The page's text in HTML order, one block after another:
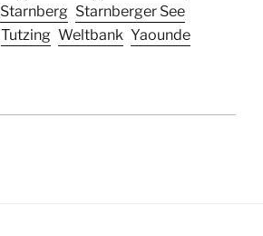
Starnberg Starnberger See
Tutzing Weltbank Yaounde